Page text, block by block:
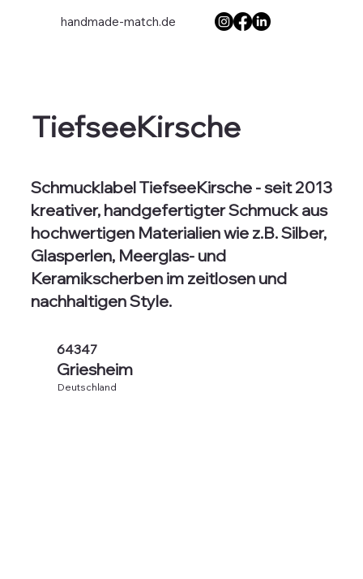
handmade-match.de
TiefseeKirsche
Schmucklabel TiefseeKirsche - seit 2013
kreativer, handgefertigter Schmuck aus
hochwertigen Materialien wie z.B. Silber,
Glasperlen, Meerglas- und
Keramikscherben im zeitlosen und
nachhaltigen Style.
64347
Griesheim
Deutschland